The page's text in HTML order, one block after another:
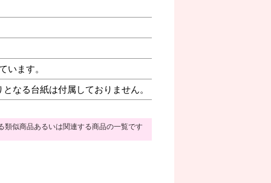
ます。
なる台紙は付属しておりません。
類似商品あるいは関連する商品の一覧です